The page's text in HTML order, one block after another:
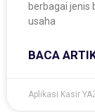
berbagai jenis
usaha
BACA
Aplikasi Kasir